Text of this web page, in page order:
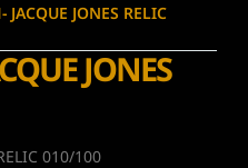
JONES RELIC
JONES
010/100